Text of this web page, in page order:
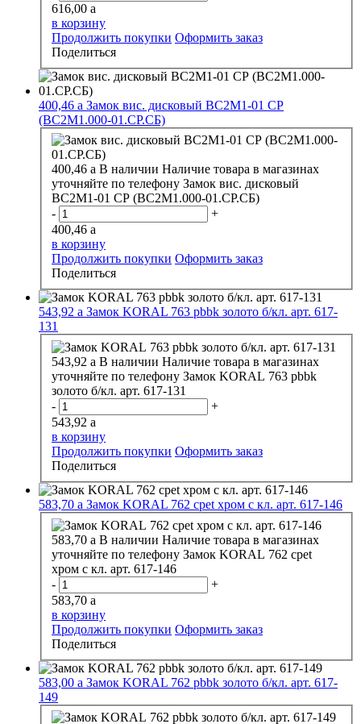
616,00 a
в корзину
Продолжить покупки Оформить заказ
Поделиться
400,46 a Замок вис. дисковый ВС2М1-01 СР
(ВС2М1.000-01.СР.СБ)
400,46 a В наличии Наличие товара в магазинах
уточняйте по телефону Замок вис. дисковый
ВС2М1-01 СР (ВС2М1.000-01.СР.СБ)
-
+
400,46 a
в корзину
Продолжить покупки Оформить заказ
Поделиться
543,92 a Замок KORAL 763 pbbk золото б/кл. арт. 617-
131
543,92 a В наличии Наличие товара в магазинах
уточняйте по телефону Замок KORAL 763 pbbk
золото б/кл. арт. 617-131
-
+
543,92 a
в корзину
Продолжить покупки Оформить заказ
Поделиться
583,70 a Замок KORAL 762 cpet хром с кл. арт. 617-146
583,70 a В наличии Наличие товара в магазинах
уточняйте по телефону Замок KORAL 762 cpet
хром с кл. арт. 617-146
-
+
583,70 a
в корзину
Продолжить покупки Оформить заказ
Поделиться
583,00 a Замок KORAL 762 pbbk золото б/кл. арт. 617-
149